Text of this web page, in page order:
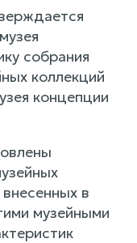
собрания
коллекций
концепции
в
музейными